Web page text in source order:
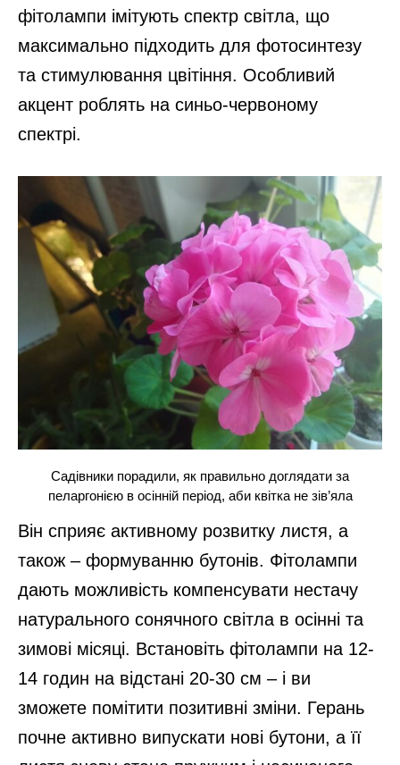
фітолампи імітують спектр світла, що
максимально підходить для фотосинтезу
та стимулювання цвітіння. Особливий
акцент роблять на синьо-червоному
спектрі.
Садівники порадили, як правильно доглядати за
пеларгонією в осінній період, аби квітка не зів’яла
Він сприяє активному розвитку листя, а
також – формуванню бутонів. Фітолампи
дають можливість компенсувати нестачу
натурального сонячного світла в осінні та
зимові місяці. Встановіть фітолампи на 12-
14 годин на відстані 20-30 см – і ви
зможете помітити позитивні зміни. Герань
почне активно випускати нові бутони, а її